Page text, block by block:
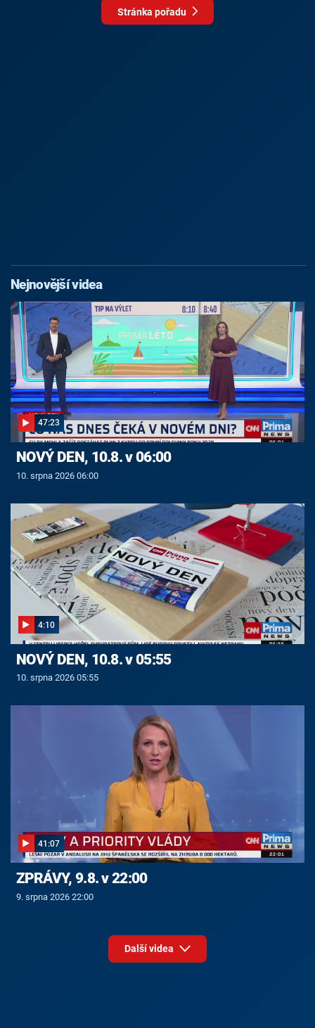
Stránka pořadu
Nejnovější videa
47:23
NOVÝ DEN, 10.8. v 06:00
10. srpna 2026 06:00
4:10
NOVÝ DEN, 10.8. v 05:55
10. srpna 2026 05:55
41:07
ZPRÁVY, 9.8. v 22:00
9. srpna 2026 22:00
Další videa